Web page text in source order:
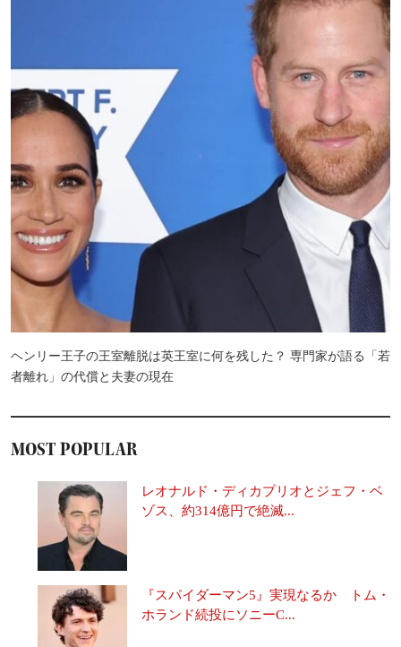
ヘンリー王子の王室離脱は英王室に何を残した？ 専門家が語る「若
者離れ」の代償と夫妻の現在
MOST POPULAR
レオナルド・ディカプリオとジェフ・ベ
ゾス、約314億円で絶滅...
『スパイダーマン5』実現なるか トム・
ホランド続投にソニーC...